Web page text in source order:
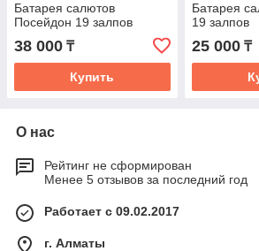
Батарея салютов
Посейдон 19 залпов
38 000 ₸
Купить
Батарея
19 залпов
25 000₸
О нас
Рейтинг не сформирован
Менее 5 отзывов за последний год
Работает с 09.02.2017
г. Алматы